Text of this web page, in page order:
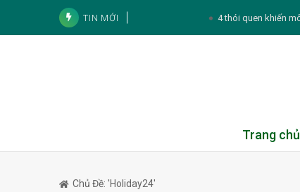
TIN MỚI 4 thói quen khiến
4 cách sử dụng lá tía tô để
Mai Phương Thúy vẫn luôn
Tử vi cá nhân hàng ngày 12 cung
Trang chủ
Chủ Đề: 'Holiday24'